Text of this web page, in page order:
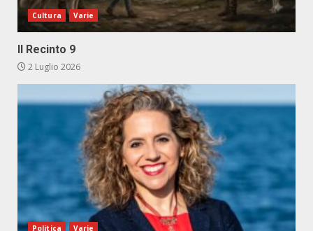
Cultura Varie
Il Recinto 9
2 Luglio 2026
Politica Varie